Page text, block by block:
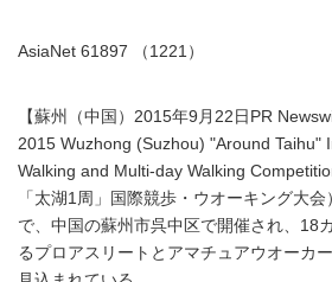
AsiaNet 61897 （1221）
【蘇州（中国）2015年9月22日PR
2015 Wuzhong (Suzhou) "Around Taihu"
Walking and Multi-day Walking
「太湖1周」国際競歩・ウオーキング大
で、中国の蘇州市呉中区で開催され、18
るプロアスリートとアマチュアウオーカ